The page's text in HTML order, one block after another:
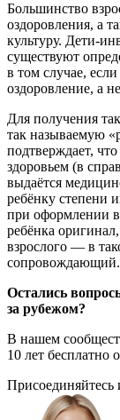
Большинство
оздоровления, а
культуру. Дети-
существуют
в том случае,
оздоровление, а
Для получения
так называемую
подтверждает,
здоровьем (в
выдаётся
ребёнку степени
при оформлении
ребёнка
взрослого — в
сопровождающий.
Остались
за рубежом?
В нашем
10 лет бесплатно
Присоединяйтесь